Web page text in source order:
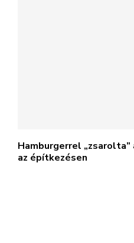
Hamburgerrel
az építkezésen